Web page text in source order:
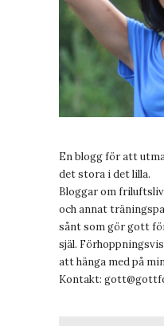
En blogg för att
det stora i det lilla.
Bloggar om
och annat
sånt som gör gott
själ.
att hänga med på
Kontakt: